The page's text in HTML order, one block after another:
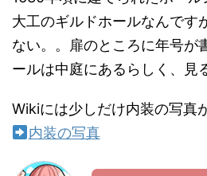
大工のギルドホールなんです
ない。。扉のところに年号が
ールは中庭にあるらしく、見
Wikiには少しだけ内装の写真
内装の写真